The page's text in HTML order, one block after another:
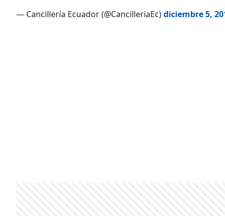
— Cancillería Ecuador (@CancilleriaEc)diciembre 5,